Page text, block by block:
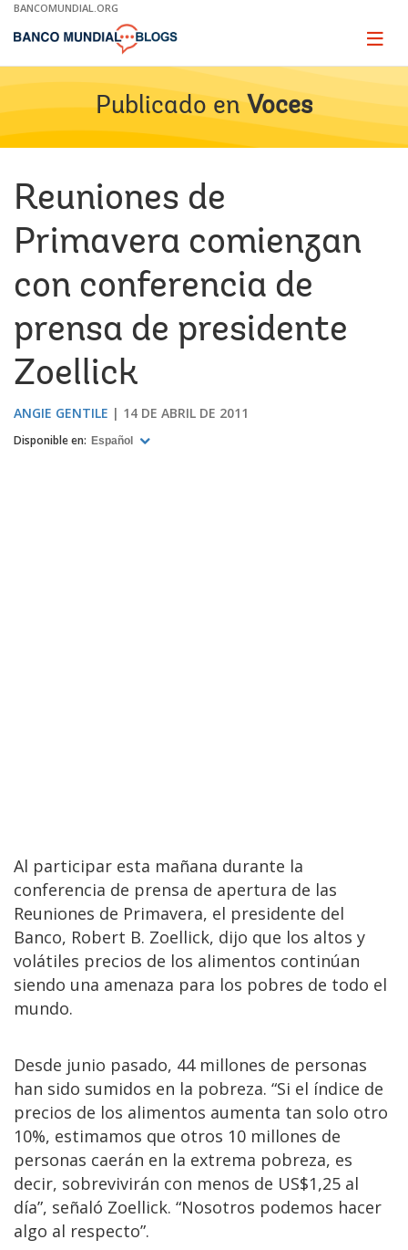
Skip
Main
BANCOMUNDIAL.ORG
Page
Publicado en Voces
Reuniones de
Primavera comienzan
con conferencia de
prensa de presidente
Zoellick
ANGIE GENTILE 14 DE ABRIL DE 2011
Disponible en: Español
Al participar esta mañana durante la
conferencia de prensa de apertura de las
Reuniones de Primavera, el presidente del
Banco, Robert B. Zoellick, dijo que los altos y
volátiles precios de los alimentos continúan
siendo una amenaza para los pobres de todo el
mundo.
Desde junio pasado, 44 millones de personas
han sido sumidos en la pobreza. “Si el índice de
precios de los alimentos aumenta tan solo otro
10%, estimamos que otros 10 millones de
personas caerán en la extrema pobreza, es
decir, sobrevivirán con menos de US$1,25 al
día”, señaló Zoellick. “Nosotros podemos hacer
algo al respecto”.